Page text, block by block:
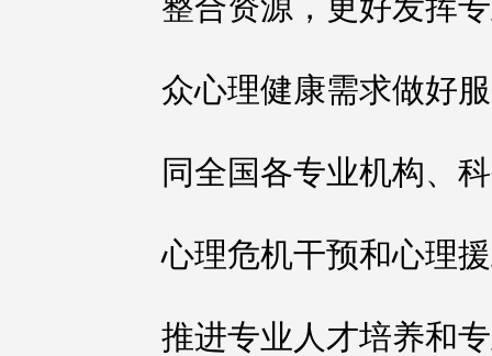
众心理健康需求做好
同全国各专业机构、
心理危机干预和心理
推进专业人才培养和